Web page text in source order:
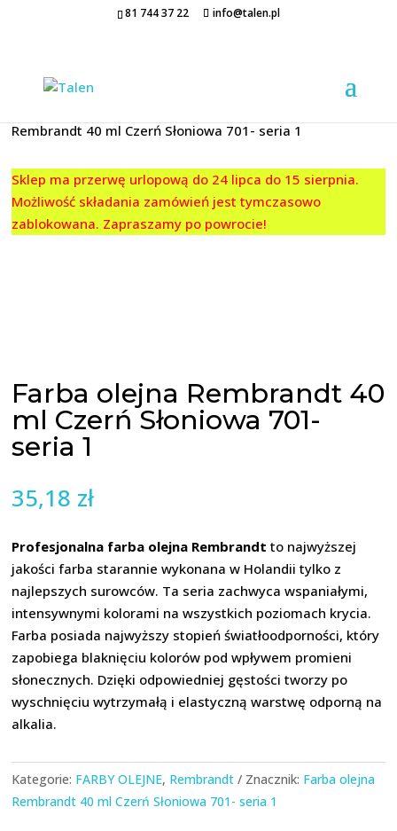
81 744 37 22 info@talen.pl
Rembrandt 40 ml Czerń Słoniowa 701- seria 1
Sklep ma przerwę urlopową do 24 lipca do 15 sierpnia.
Możliwość składania zamówień jest tymczasowo
zablokowana. Zapraszamy po powrocie!
Farba olejna Rembrandt 40
ml Czerń Słoniowa 701-
seria 1
35,18 zł
Profesjonalna farba olejna Rembrandt to najwyższej
jakości farba starannie wykonana w Holandii tylko z
najlepszych surowców. Ta seria zachwyca wspaniałymi,
intensywnymi kolorami na wszystkich poziomach krycia.
Farba posiada najwyższy stopień światłoodporności, który
zapobiega blaknięciu kolorów pod wpływem promieni
słonecznych. Dzięki odpowiedniej gęstości tworzy po
wyschnięciu wytrzymałą i elastyczną warstwę odporną na
alkalia.
Kategorie: FARBY OLEJNE, Rembrandt Znacznik: Farba olejna
Rembrandt 40 ml Czerń Słoniowa 701- seria 1